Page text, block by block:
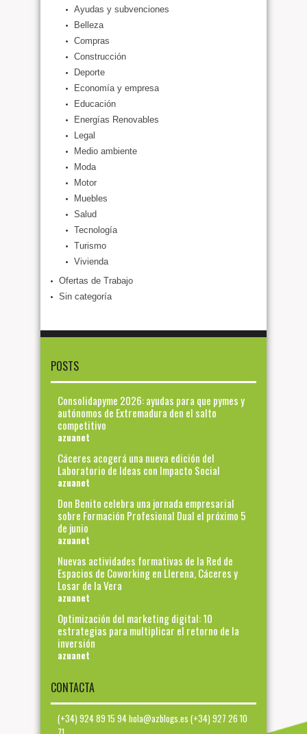
Ayudas y subvenciones
Belleza
Compras
Construcción
Deporte
Economía y empresa
Educación
Energías Renovables
Legal
Medio ambiente
Moda
Motor
Muebles
Salud
Tecnología
Turismo
Vivienda
Ofertas de Trabajo
Sin categoría
POSTS
Consolidapyme 2026: ayudas para que pymes y
autónomos de Extremadura den el salto
competitivo
azuanet
Cáceres acogerá una nueva edición del
Laboratorio de Ideas con Impacto Social
azuanet
Don Benito celebra una jornada empresarial
sobre Formación Profesional Dual el próximo 5
de junio
azuanet
Nuevas actividades formativas de la Red de
Espacios de Coworking en Llerena, Cáceres y
Losar de la Vera
azuanet
Optimización del marketing digital: 10
estrategias para multiplicar el retorno de la
inversión
azuanet
CONTACTA
(+34) 924 89 15 94 hola@azblogs.es (+34) 927 26 10